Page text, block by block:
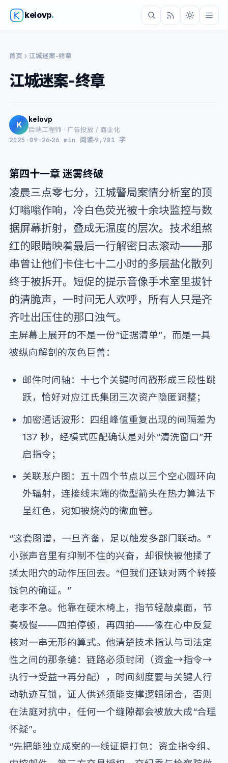
kelovp.
首页 江城迷案-终章
江城迷案-终章
K
kelovp
后端工程师 · 广告投放 / 商业化
2025-09-26 26 min 阅读9,781 字
第四十一章 迷雾终破
凌晨三点零七分，江城警局案情分析室的顶
灯嗡嗡作响，冷白色荧光被十余块监控与数
据屏幕折射，叠成无温度的层次。技术组熬
红的眼睛映着最后一行解密日志滚动——那
串曾让他们卡住七十二小时的多层盐化散列
终于被拆开。短促的提示音像手术室里拔针
的清脆声，一时间无人欢呼，所有人只是齐
齐吐出压住的那口浊气。
主屏幕上展开的不是一份“证据清单”，而是一具
被纵向解剖的灰色巨兽：
邮件时间轴：十七个关键时间戳形成三段性跳
跃，恰好对应江氏集团三次资产隐匿调整；
加密通话波形：四组峰值重复出现的间隔差为
137 秒，经模式匹配确认是对外“清洗窗口”开
启指令；
关联账户图：五十四个节点以三个空心圆环向
外辐射，连接线末端的微型箭头在热力算法下
呈红色，宛如被烧灼的微血管。
“这套图谱，一旦齐备，足以触发多部门联动。”
小张声音里有抑制不住的兴奋，却很快被他揉了
揉太阳穴的动作压回去。“但我们还缺对两个转接
钱包的确证。”
老李不急。他靠在硬木椅上，指节轻敲桌面，节
奏极慢——四拍停顿，再四拍——像在心中反复
核对一串无形的算式。他清楚技术指认与司法定
性之间的那条缝：链路必须封闭（资金→指令→
执行→受益→再分配），时间刻度要与关键人行
动轨迹互锁，证人供述须能支撑逻辑闭合，否则
在法庭对抗中，任何一个缝隙都会被放大成“合理
怀疑”。
“先把能独立成案的一线证据打包：资金指令组、